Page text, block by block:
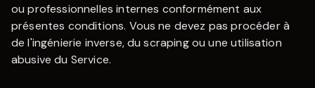
ou professionnelles internes conformément aux
présentes conditions. Vous ne devez pas procéder à
de l'ingénierie inverse, du scraping ou une utilisation
abusive du Service.